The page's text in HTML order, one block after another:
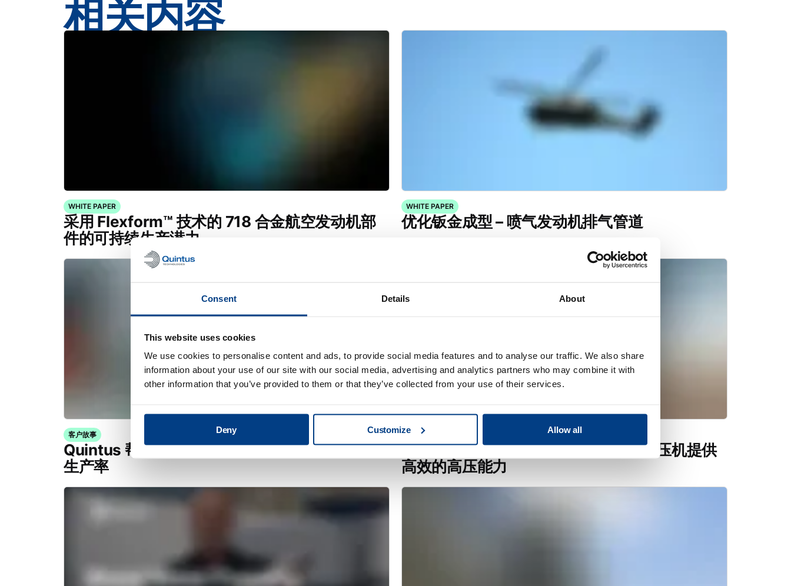
Consent Details About
This website uses cookies
We use cookies to personalise content and ads, to provide social media features and to analyse our traffic. We also share
information about your use of our site with our social media, advertising and analytics partners who may combine it with
other information that you’ve provided to them or that they’ve collected from your use of their services.
Deny Customize Allow all
相关内容
WHITE PAPER
采用 Flexform™ 技术的 718 合金航空发动机部
件的可持续生产潜力
WHITE PAPER
优化钣金成型 – 喷气发动机排气管道
客户故事
Quintus 帮助 Trestad 激光公司拓展市场并提高
生产率
客户故事
派珀借助 Quintus Flexform 流体细胞压机提供
高效的高压能力